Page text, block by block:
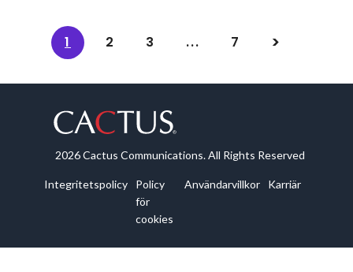
1 2 3 ... 7
2026 Cactus Communications. All Rights Reserved
Integritetspolicy
Policy
för
cookies
Användarvillkor Karriär